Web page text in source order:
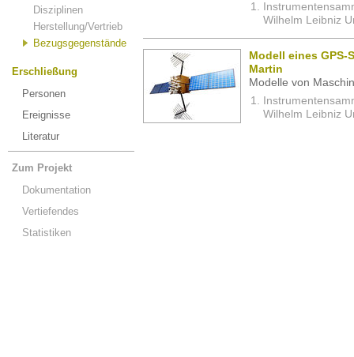
Disziplinen
Herstellung/Vertrieb
Bezugsgegenstände
Erschließung
Personen
Ereignisse
Literatur
Zum Projekt
Dokumentation
Vertiefendes
Statistiken
Wilhelm Leibniz
Modell eines
Martin
Modelle von
Wilhelm Leibniz